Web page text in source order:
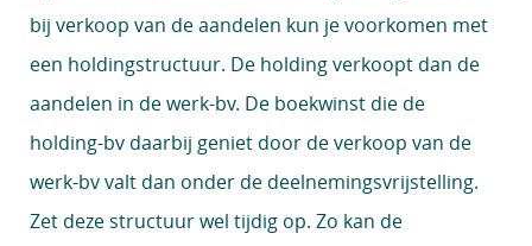
bij verkoop van de aandelen kun je voorkomen met
een holdingstructuur. De holding verkoopt dan de
aandelen in de werk-bv. De boekwinst die de
holding-bv daarbij geniet door de verkoop van de
werk-bv valt dan onder de deelnemingsvrijstelling.
Zet deze structuur wel tijdig op. Zo kan de